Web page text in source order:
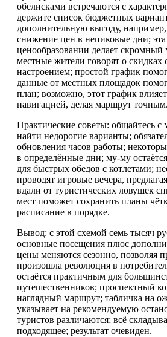
обелисками встречаются с
держите список бюджетных
дополнительную выгоду,
снижение цен в непиковые дни;
ценообразовании делает
местные жители говорят о скидках
настроением; простой график
данные от местных площадок
план; возможно, этот график
навигацией, делая маршрут точным.
Практические советы: общайтесь
найти недорогие варианты;
обновления часов работы;
в определённые дни; му-му
для быстрых обедов с котлетами;
проводят игровые вечера,
вдали от туристических ловушек
мест поможет сохранить планы
расписание в порядке.
Вывод: с этой схемой семь тысяч
основные посещения плюс
цены меняются сезонно, позволяя
произошла революция в
остаётся практичным для
путешественников; проспектный
наглядный маршрут; табличка на
указывает на рекомендуемую
туристов различаются; всё
подходящее; результат очевиден.